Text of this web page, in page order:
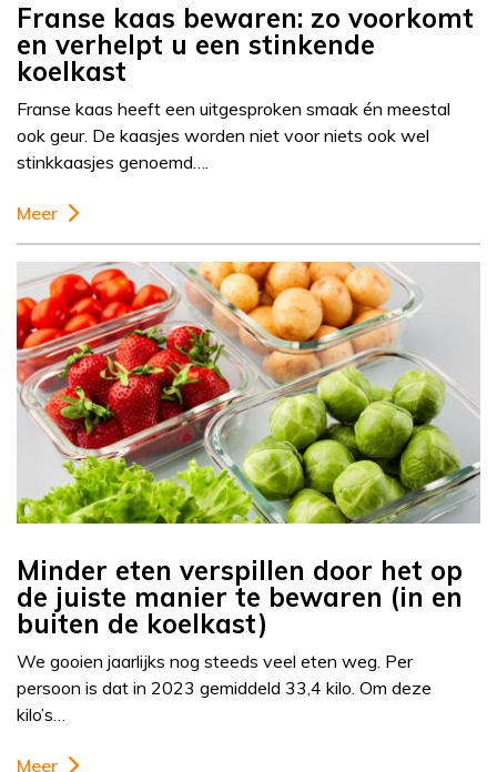
Franse kaas bewaren: zo voorkomt
en verhelpt u een stinkende
koelkast
Franse kaas heeft een uitgesproken smaak én meestal
ook geur. De kaasjes worden niet voor niets ook wel
stinkkaasjes genoemd….
Meer
Minder eten verspillen door het op
de juiste manier te bewaren (in en
buiten de koelkast)
We gooien jaarlijks nog steeds veel eten weg. Per
persoon is dat in 2023 gemiddeld 33,4 kilo. Om deze
kilo’s…
Meer